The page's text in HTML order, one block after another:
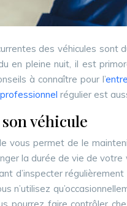
des véhicules sont
en pleine nuit, il est
à connaître pour l’
régulier est
véhicule
vous permet de le
la durée de vie de
d’inspecter
n’utilisez